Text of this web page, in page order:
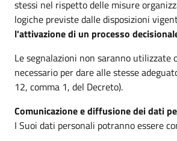
stessi nel rispetto delle misure
logiche previste dalle disposizioni
l'attivazione di un processo
Le segnalazioni non saranno utilizzate
necessario per dare alle stesse
12, comma 1, del Decreto).
Comunicazione e diffusione dei dati
I Suoi dati personali potranno essere